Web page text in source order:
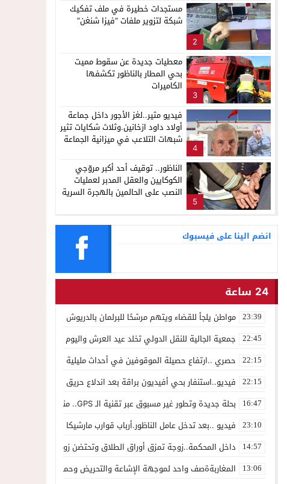
2
مستجدات خطيرة في ملف تفكيك
شبكة لتزوير ملفات “فيزا شنغن”
3
معطيات جديدة عن سقوط مميت
بحي المطار بالناظور تكشفها
الكاميرات
4
فيديو مثير..لغز الأجور داخل جماعة
أولاد داود ازخانين.وثلاث شكايات تثير
شبهات التلاعب في ميزانية الجماعة
5
الناظور.. توقيف أحد أكبر مروّجي
الكوكايين والعقل المدبر لعمليات
النصب على الحالمين بالهجرة السرية
انضم الينا على فيسبوك
24 ساعة
23:39 مواطن يلجأ للقضاء ويتهم مرشحًا للبرلمان بالدريوش بالاستيلاء على 22 مليون سنتيم
22:45 جمعية الجالية للنقل الدولي تخلد عيد العرش واليوم الوطني للمهاجر
22:15 حصري ..ارتفاع حصيلة الموقوفين في أحداث مليلية إلى 82 شخصًا وتحقيقات تقود إلى متابعات جنائية ثقيلة
22:15 فيديو..استنفار بحي أفيديون براقة بعد اندلاع حريق داخل ضيعة فلاحية
16:47 بحلة جديدة وتطور غير مسبوق عبر تقنية الـ GPS.. منصة “مرحباناظور” تعزز مكانتها كوجهة أولى لسكان إقليمي الناظور والدريوش
23:10 فيديو ..بعد تدخل عامل الناظور.أرباب قوارب مارشيكا يعلقون احتجاجهم
14:57 داخل المحكمة..زوجة تمزق أوراق الطلاق وتحتضن زوجها في لحظة
13:06 المغاربةةصف واحد لموجهة الإشاعة والتحريض وحملات التضليل